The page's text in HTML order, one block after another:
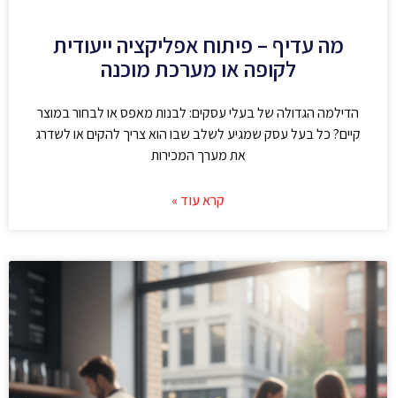
מה עדיף – פיתוח אפליקציה ייעודית
לקופה או מערכת מוכנה
הדילמה הגדולה של בעלי עסקים: לבנות מאפס או לבחור במוצר
קיים? כל בעל עסק שמגיע לשלב שבו הוא צריך להקים או לשדרג
את מערך המכירות
קרא עוד »